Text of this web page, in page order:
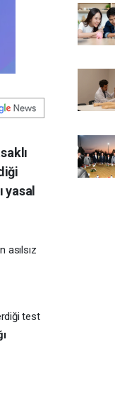
yasal
asılsız
test